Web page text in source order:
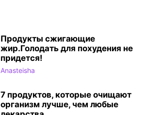
Продукты сжигающие
жир.Голодать для похудения не
придется!
Anasteisha
7 продуктов, которые очищают
организм лyчшe, чем любыe